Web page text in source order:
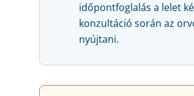
időpontfoglalás a lelet
konzultáció során az
nyújtani.